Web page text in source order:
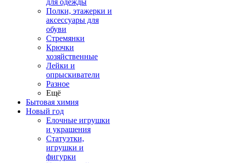
для одежды
Полки, этажерки и
аксессуары для
обуви
Стремянки
Крючки
хозяйственные
Лейки и
опрыскиватели
Разное
Ещё
Бытовая химия
Новый год
Елочные игрушки
и украшения
Статуэтки,
игрушки и
фигурки